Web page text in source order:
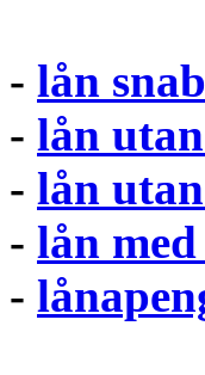
- lån
- lån
- lån
- lån
-